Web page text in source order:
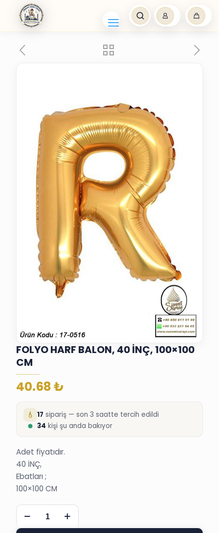
FOLYO HARF BALON, 40 İNÇ, 100×100
CM
40.68₺
17 sipariş — son 3 saatte tercih edildi
34 kişi şu anda bakıyor
Adet fiyatıdır.
40 İNÇ,
Ebatları ;
100×100 CM
FOLYO
HARF
BALON,